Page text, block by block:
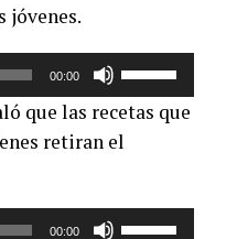
jóvenes.
00:00
teclas
de
para
que las recetas que
retiran el
00:00